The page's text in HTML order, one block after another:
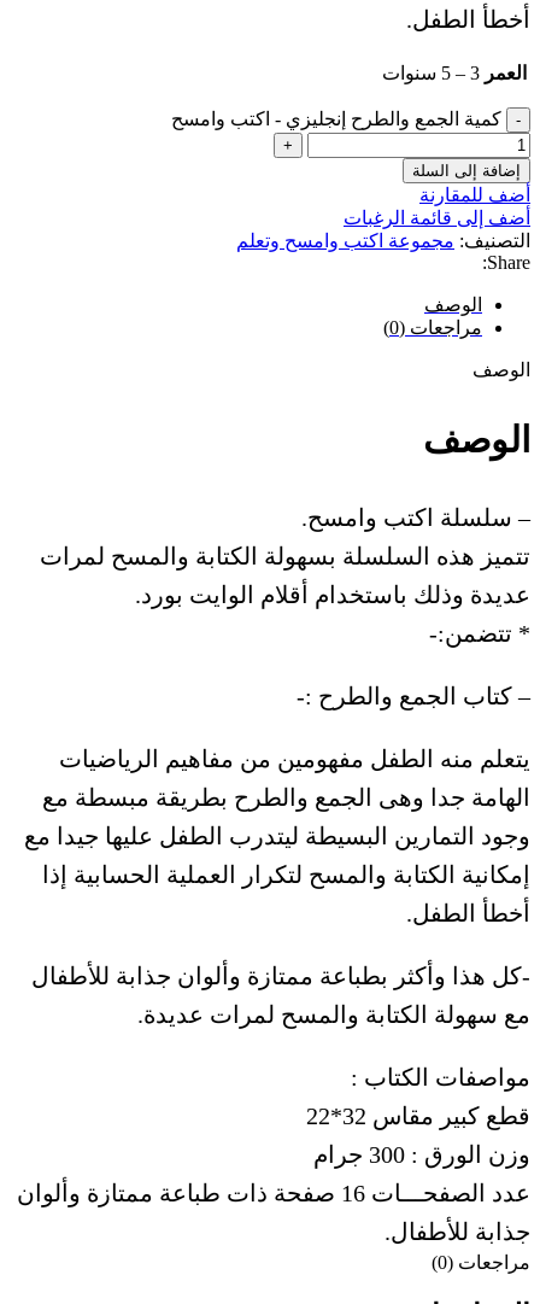
أخطأ الطفل.
العمر 3 – 5 سنوات
كمية الجمع والطرح إنجليزي - اكتب وامسح
إضافة إلى السلة
أضف للمقارنة
أضف إلى قائمة الرغبات
التصنيف: مجموعة اكتب وامسح وتعلم
Share:
الوصف
مراجعات (0)
الوصف
الوصف
– سلسلة اكتب وامسح.
تتميز هذه السلسلة بسهولة الكتابة والمسح لمرات
عديدة وذلك باستخدام أقلام الوايت بورد.
* تتضمن:-
– كتاب الجمع والطرح :-
يتعلم منه الطفل مفهومين من مفاهيم الرياضيات
الهامة جدا وهى الجمع والطرح بطريقة مبسطة مع
وجود التمارين البسيطة ليتدرب الطفل عليها جيدا مع
إمكانية الكتابة والمسح لتكرار العملية الحسابية إذا
أخطأ الطفل.
-كل هذا وأكثر بطباعة ممتازة وألوان جذابة للأطفال
مع سهولة الكتابة والمسح لمرات عديدة.
مواصفات الكتاب :
قطع كبير مقاس 32*22
وزن الورق : 300 جرام
عدد الصفحـــات 16 صفحة ذات طباعة ممتازة وألوان
جذابة للأطفال.
مراجعات (0)